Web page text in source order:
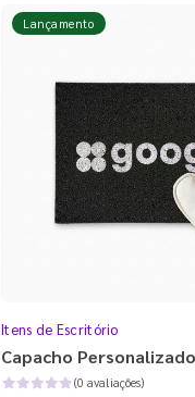
Lançamento
Itens de Escritório
Capacho Personalizado
(0 avaliações)